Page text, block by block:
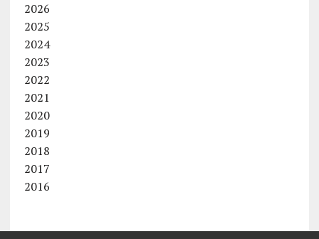
2026
2025
2024
2023
2022
2021
2020
2019
2018
2017
2016